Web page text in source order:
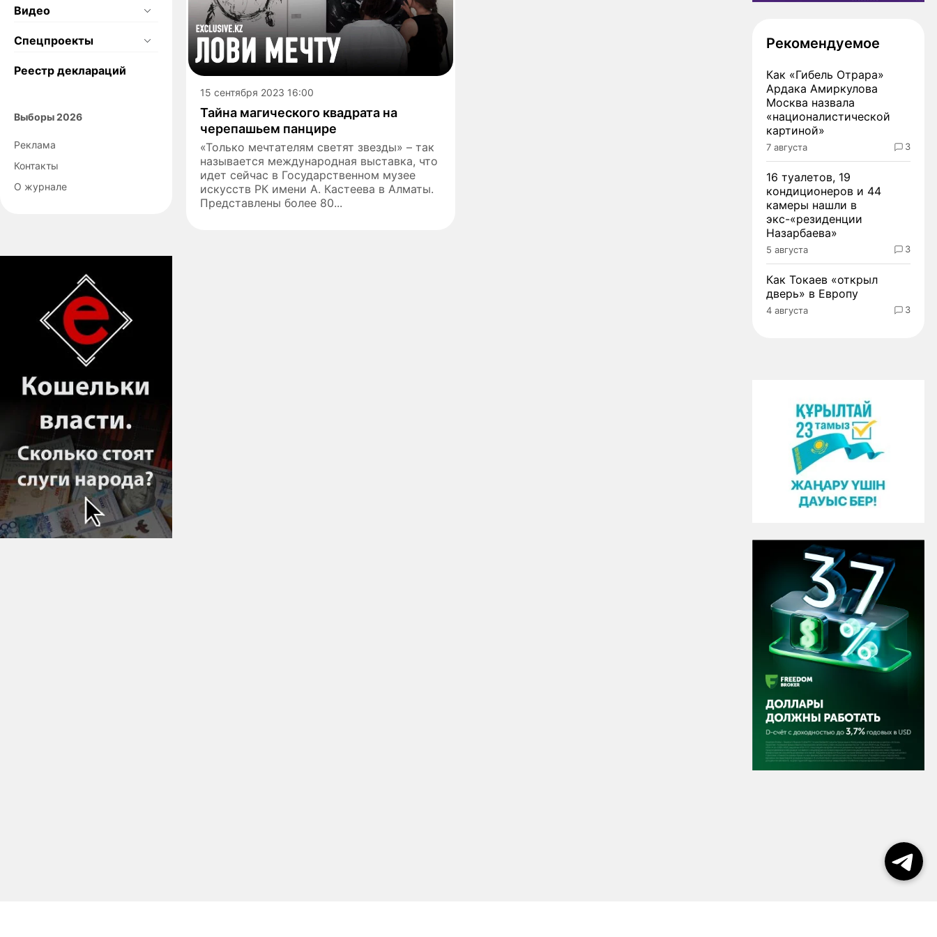
Видео
Спецпроекты
Реестр деклараций
Выборы 2026
Реклама
Контакты
О журнале
15 сентября 2023 16:00
Тайна магического квадрата на
черепашьем панцире
«Только мечтателям светят звезды» – так
называется международная выставка, что
идет сейчас в Государственном музее
искусств РК имени А. Кастеева в Алматы.
Представлены более 80...
Рекомендуемое
Как «Гибель Отрара»
Ардака Амиркулова
Москва назвала
«националистической
картиной»
7 августа 3
16 туалетов, 19
кондиционеров и 44
камеры нашли в
экс-«резиденции
Назарбаева»
5 августа 3
Как Токаев «открыл
дверь» в Европу
4 августа 3